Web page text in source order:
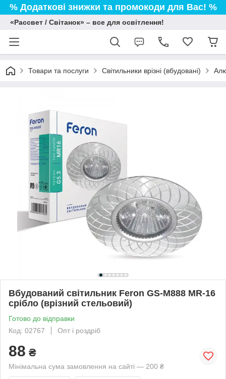
% Додаткові знижки та промокоди для Вас! %
«Рассвет / Світанок» – все для освітлення!
Товари та послуги Світильники врізні (вбудовані)
Вбудований світильник Feron GS-M888 MR-16
срібло (врізний стельовий)
Готово до відправки
Код: 02767
Опт і роздріб
88 ₴
Мінімальна сума замовлення на сайті — 200 ₴